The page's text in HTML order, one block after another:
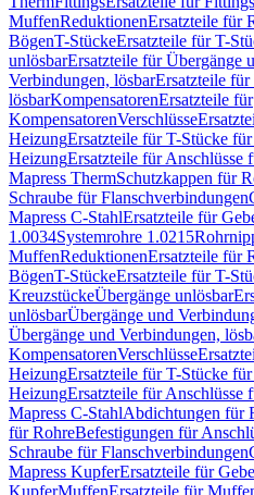
MuffenReduktionenErsatzteile für
BögenT-StückeErsatzteile für T-
unlösbarErsatzteile für Übergänge
Verbindungen, lösbarErsatzteile
lösbarKompensatorenErsatzteile für
KompensatorenVerschlüsse
HeizungErsatzteile für T-Stücke
HeizungErsatzteile für Anschlüsse
Mapress ThermSchutzkappen für
Schraube für Flanschverbindungen
Mapress C-StahlErsatzteile für
1.0034Systemrohre 1.0215
MuffenReduktionenErsatzteile für
BögenT-StückeErsatzteile für T-
KreuzstückeÜbergänge unlösbar
unlösbarÜbergänge und
Übergänge und Verbindungen,
KompensatorenVerschlüsse
HeizungErsatzteile für T-Stücke
HeizungErsatzteile für Anschlüsse
Mapress C-StahlAbdichtungen für
für RohreBefestigungen für
Schraube für Flanschverbindungen
Mapress KupferErsatzteile für
KupferMuffenErsatzteile für